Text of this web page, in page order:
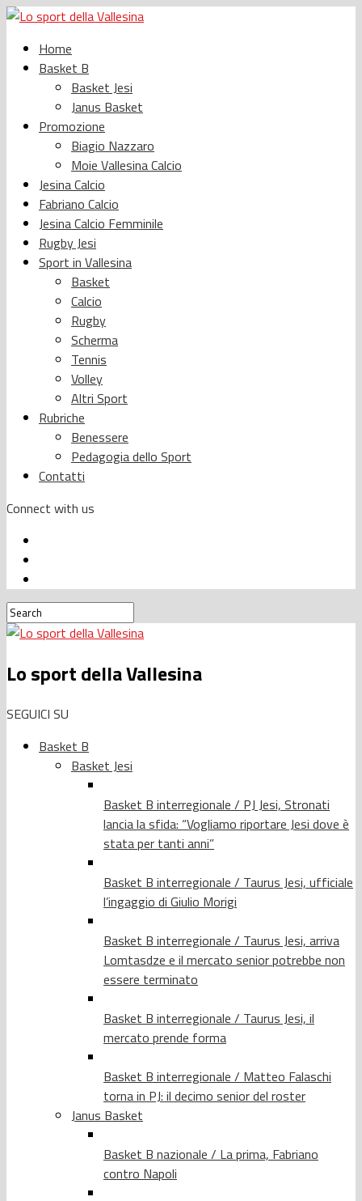
Home
Basket B
Basket Jesi
Janus Basket
Promozione
Biagio Nazzaro
Moie Vallesina Calcio
Jesina Calcio
Fabriano Calcio
Jesina Calcio Femminile
Rugby Jesi
Sport in Vallesina
Basket
Calcio
Rugby
Scherma
Tennis
Volley
Altri Sport
Rubriche
Benessere
Pedagogia dello Sport
Contatti
Connect with us
Lo sport della Vallesina
SEGUICI SU
Basket B
Basket Jesi
Basket B interregionale / PJ Jesi, Stronati
lancia la sfida: “Vogliamo riportare Jesi dove è
stata per tanti anni”
Basket B interregionale / Taurus Jesi, ufficiale
l’ingaggio di Giulio Morigi
Basket B interregionale / Taurus Jesi, arriva
Lomtasdze e il mercato senior potrebbe non
essere terminato
Basket B interregionale / Taurus Jesi, il
mercato prende forma
Basket B interregionale / Matteo Falaschi
torna in PJ: il decimo senior del roster
Janus Basket
Basket B nazionale / La prima, Fabriano
contro Napoli